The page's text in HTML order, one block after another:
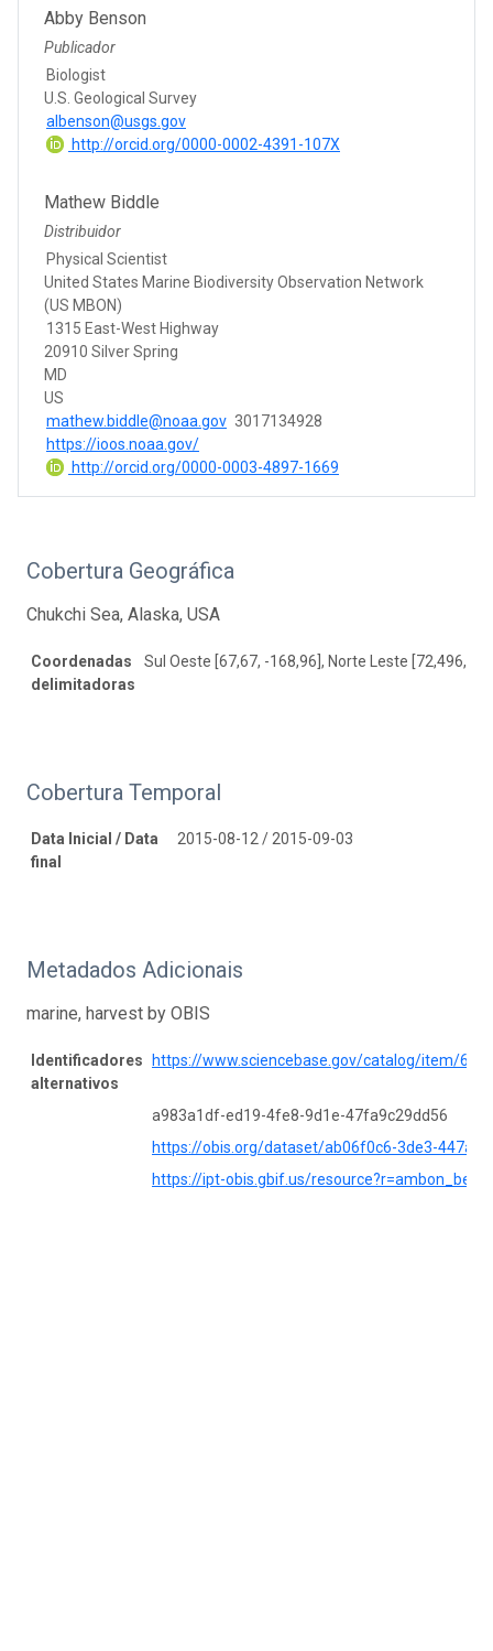
Abby Benson
Publicador
Biologist
U.S. Geological Survey
albenson@usgs.gov
http://orcid.org/0000-0002-4391-107X
Mathew Biddle
Distribuidor
Physical Scientist
United States Marine Biodiversity Observation Network
(US MBON)
1315 East-West Highway
20910 Silver Spring
MD
US
mathew.biddle@noaa.gov 3017134928
https://ioos.noaa.gov/
http://orcid.org/0000-0003-4897-1669
Cobertura Geográfica
Chukchi Sea, Alaska, USA
Coordenadas
delimitadoras
Sul Oeste [67,67, -168,96], Norte Leste [72,496, -
Cobertura Temporal
Data Inicial / Data
final
2015-08-12 / 2015-09-03
Metadados Adicionais
marine, harvest by OBIS
Identificadores
alternativos
https://www.sciencebase.gov/catalog/item/
a983a1df-ed19-4fe8-9d1e-47fa9c29dd56
https://obis.org/dataset/ab06f0c6-3de3-447a-
https://ipt-obis.gbif.us/